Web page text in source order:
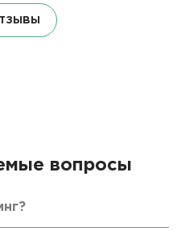
вопросы